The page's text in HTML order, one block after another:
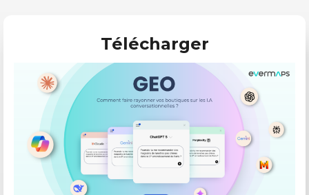
Télécharger